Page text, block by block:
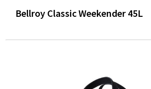
Bellroy Classic Weekender 45L